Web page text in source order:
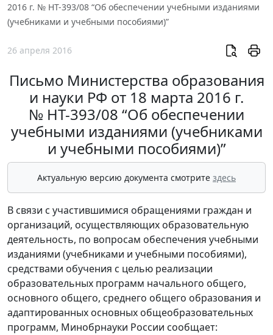
2016 г. № НТ-393/08 “Об обеспечении учебными изданиями
(учебниками и учебными пособиями)”
26 апреля 2016
Письмо Министерства образования
и науки РФ от 18 марта 2016 г.
№ НТ-393/08 “Об обеспечении
учебными изданиями (учебниками
и учебными пособиями)”
Актуальную версию документа смотрите здесь
В связи с участившимися обращениями граждан и
организаций, осуществляющих образовательную
деятельность, по вопросам обеспечения учебными
изданиями (учебниками и учебными пособиями),
средствами обучения с целью реализации
образовательных программ начального общего,
основного общего, среднего общего образования и
адаптированных основных общеобразовательных
программ, Минобрнауки России сообщает: